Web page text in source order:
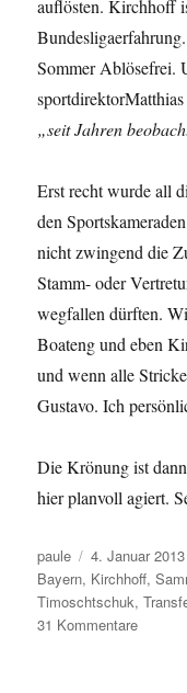
auflösten. Kirchhoff
Sommer Ablösefrei.
„seit Jahren
Erst recht wurde all
den
nicht zwingend die
Stamm- oder
wegfallen dürften.
Boateng und eben
und wenn alle
Gustavo. Ich
Die Krönung ist
hier planvoll agiert.
Autor
paule
Veröffentlicht
am
4. Januar 2013
Bayern, Kirchhoff,
Timoschtschuk,
31 Kommentarezu